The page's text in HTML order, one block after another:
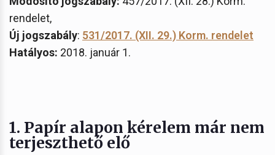
rendelet,
Új jogszabály: 531/2017. (XII. 29.) Korm. rendelet
Hatályos: 2018. január 1.
1. Papír alapon kérelem már nem
terjeszthető elő